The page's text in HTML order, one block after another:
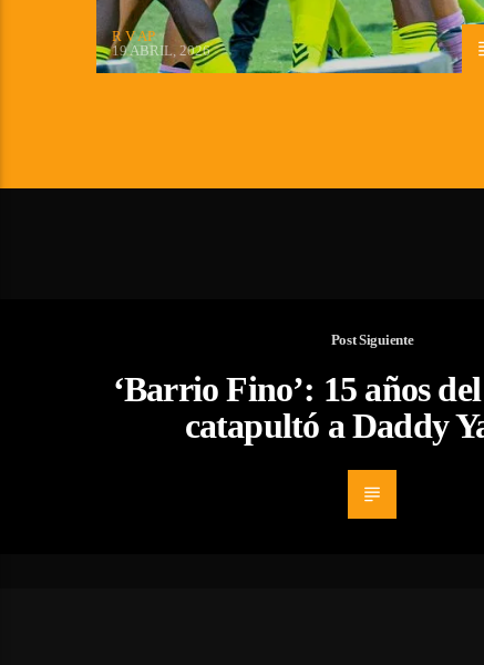
R V AP
19 ABRIL, 2026
Post Siguiente
‘Barrio Fino’: 15 años
catapultó a Daddy